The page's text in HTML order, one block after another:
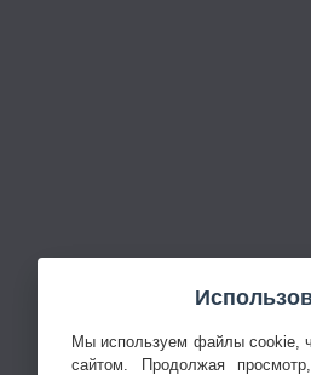
Мы используем файлы cookie,
сайтом. Продолжая